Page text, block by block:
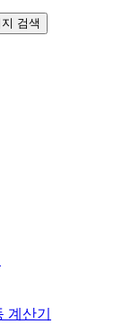
검색
계산기